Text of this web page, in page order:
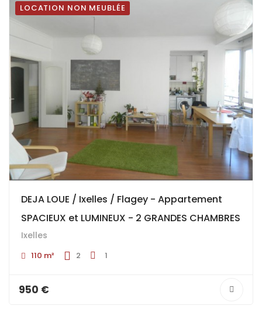
LOCATION NON MEUBLÉE
DEJA LOUE / Ixelles / Flagey - Appartement
SPACIEUX et LUMINEUX - 2 GRANDES CHAMBRES
Ixelles
110 m² 2 1
950 €